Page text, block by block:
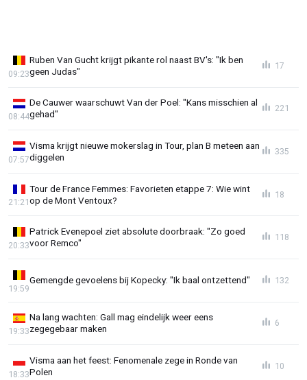
Ruben Van Gucht krijgt pikante rol naast BV's: "Ik ben
geen Judas"
09:23
17
De Cauwer waarschuwt Van der Poel: "Kans misschien al
gehad"
08:44
221
Visma krijgt nieuwe mokerslag in Tour, plan B meteen aan
diggelen
07:57
335
Tour de France Femmes: Favorieten etappe 7: Wie wint
op de Mont Ventoux?
21:21
18
Patrick Evenepoel ziet absolute doorbraak: "Zo goed
voor Remco"
20:33
118
Gemengde gevoelens bij Kopecky: "Ik baal ontzettend"
19:59
132
Na lang wachten: Gall mag eindelijk weer eens
zegegebaar maken
19:33
6
Visma aan het feest: Fenomenale zege in Ronde van
Polen
18:33
10